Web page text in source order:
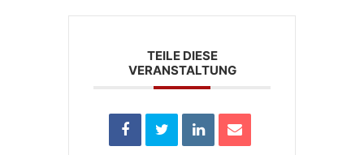
TEILE DIESE
VERANSTALTUNG